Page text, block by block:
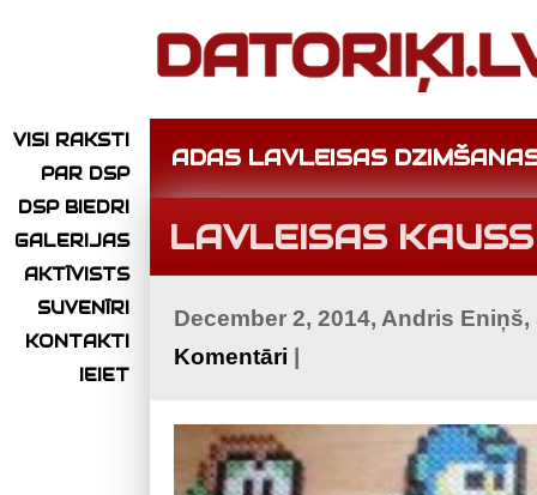
VISI RAKSTI
PAR DSP
DSP BIEDRI
GALERIJAS
AKTĪVISTS
SUVENĪRI
KONTAKTI
IEIET
ADAS LAVLEISAS
LAVLEISAS
December 2, 2014, Andris
Komentāri